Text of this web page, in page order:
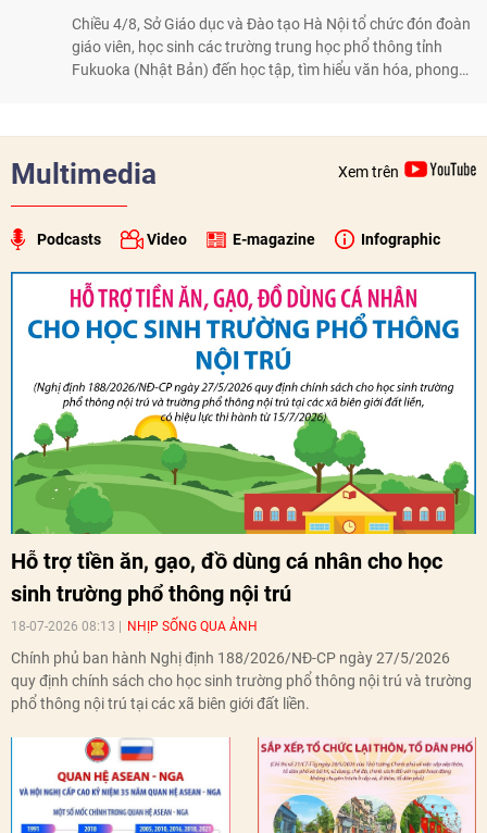
Chiều 4/8, Sở Giáo dục và Đào tạo Hà Nội tổ chức đón đoàn
giáo viên, học sinh các trường trung học phổ thông tỉnh
Fukuoka (Nhật Bản) đến học tập, tìm hiểu văn hóa, phong
Multimedia Xem trên
Podcasts Video E-magazine Infographic
Hỗ trợ tiền ăn, gạo, đồ dùng cá nhân cho học
sinh trường phổ thông nội trú
18-07-2026 08:13 NHỊP SỐNG QUA ẢNH
Chính phủ ban hành Nghị định 188/2026/NĐ-CP ngày 27/5/2026
quy định chính sách cho học sinh trường phổ thông nội trú và trường
phổ thông nội trú tại các xã biên giới đất liền.